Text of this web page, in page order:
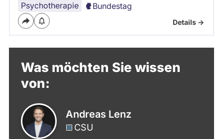
Psychotherapie Bundestag
Details ->
Was möchten Sie wissen
von:
Andreas Lenz
CSU